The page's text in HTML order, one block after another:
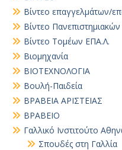
Βίντεο επαγγελμάτων/
Βίντεο
Βίντεο Τομέων ΕΠΑ.Λ.
Βιομηχανία
ΒΙΟΤΕΧΝΟΛΟΓΙΑ
Βουλή-Παιδεία
ΒΡΑΒΕΙΑ ΑΡΙΣΤΕΙΑΣ
ΒΡΑΒΕΙΟ
Γαλλικό Ινστιτούτο
Σπουδές στη Γαλλία